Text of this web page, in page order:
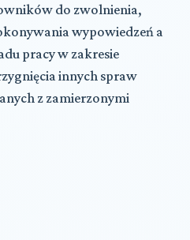
do zwolnienia,
wypowiedzeń a
pracy w zakresie
innych spraw
z zamierzonymi